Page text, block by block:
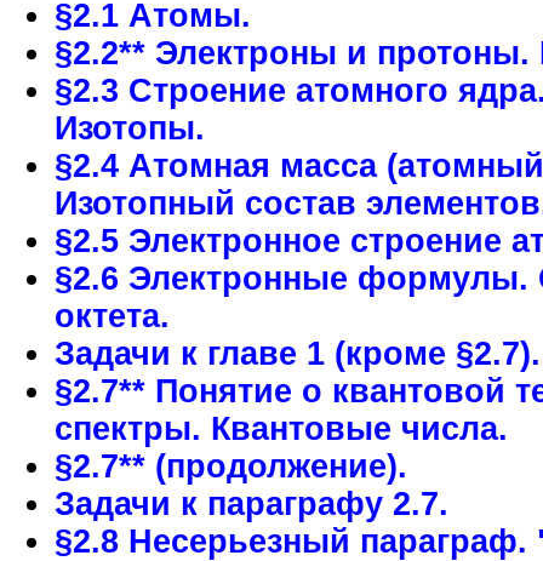
§2.1 Атомы.
§2.2** Электроны и
§2.3 Строение атомного
Изотопы.
§2.4 Атомная масса
Изотопный состав
§2.5 Электронное строение
§2.6 Электронные
октета.
Задачи к главе 1 (кроме §2.7).
§2.7** Понятие о квантовой
спектры. Квантовые числа.
§2.7** (продолжение).
Задачи к параграфу 2.7.
§2.8 Несерьезный